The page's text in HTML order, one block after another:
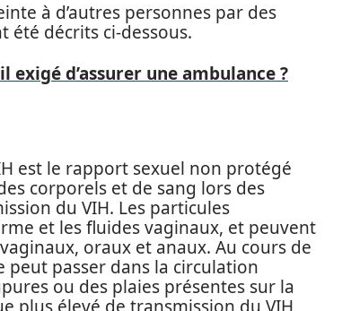
à d’autres personnes par des
été décrits ci-dessous.
exigé d’assurer une ambulance ?
est le rapport sexuel non protégé
corporels et de sang lors des
du VIH. Les particules
et les fluides vaginaux, et peuvent
oraux et anaux. Au cours de
peut passer dans la circulation
ou des plaies présentes sur la